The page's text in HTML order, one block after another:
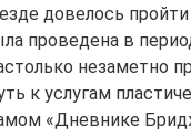
довелось
проведена в
незаметно
к услугам
«Дневнике